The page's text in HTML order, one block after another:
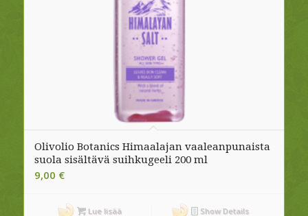
Olivolio Botanics Himaalajan vaaleanpunaista
suola sisältävä suihkugeeli 200 ml
9,00 €
Lue lisää Show Details